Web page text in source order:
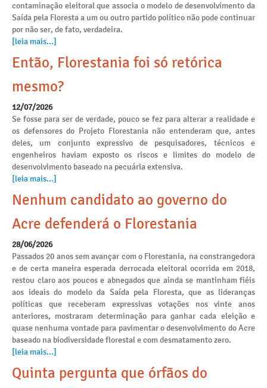
contaminação eleitoral que associa o modelo de desenvolvimento da
Saída pela Floresta a um ou outro partido político não pode continuar
por não ser, de fato, verdadeira.
[leia mais...]
Então, Florestania foi só retórica
mesmo?
12/07/2026
Se fosse para ser de verdade, pouco se fez para alterar a realidade e
os defensores do Projeto Florestania não entenderam que, antes
deles, um conjunto expressivo de pesquisadores, técnicos e
engenheiros haviam exposto os riscos e limites do modelo de
desenvolvimento baseado na pecuária extensiva.
[leia mais...]
Nenhum candidato ao governo do
Acre defenderá o Florestania
28/06/2026
Passados 20 anos sem avançar com o Florestania, na constrangedora
e de certa maneira esperada derrocada eleitoral ocorrida em 2018,
restou claro aos poucos e abnegados que ainda se mantinham fiéis
aos ideais do modelo da Saída pela Floresta, que as lideranças
políticas que receberam expressivas votações nos vinte anos
anteriores, mostraram determinação para ganhar cada eleição e
quase nenhuma vontade para pavimentar o desenvolvimento do Acre
baseado na biodiversidade florestal e com desmatamento zero.
[leia mais...]
Quinta pergunta que órfãos do